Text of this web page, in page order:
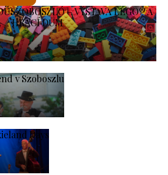
– VÝSTAVA LEGO® A
HRACÍ DŮM
v Szoboszlu
Days